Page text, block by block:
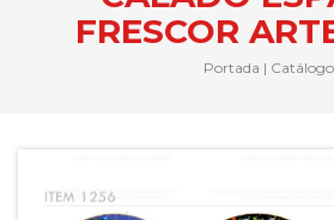
FRESCOR
Portada | Catálogo